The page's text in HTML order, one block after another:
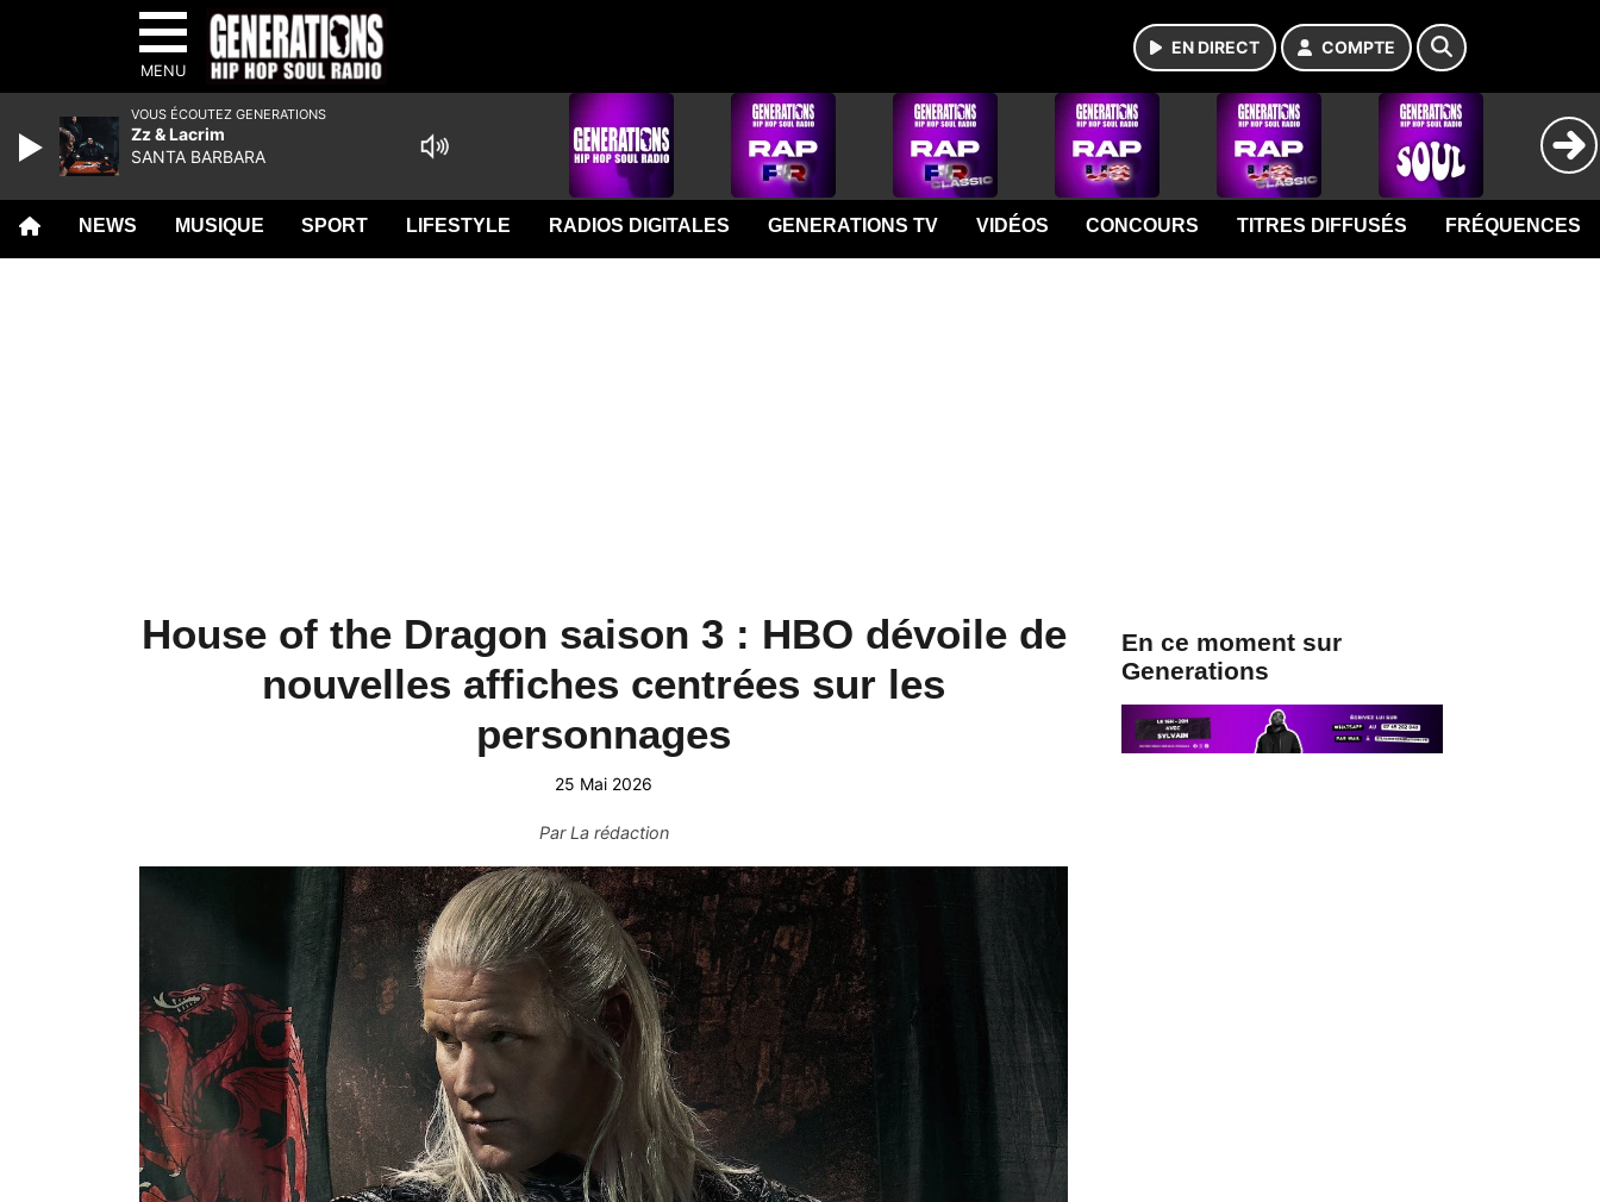
MENU
EN DIRECT COMPTE
NEWS MUSIQUE SPORT LIFESTYLE RADIOS DIGITALES GENERATIONS TV VIDÉOS CONCOURS TITRES DIFFUSÉS FRÉQUENCES
House of the Dragon saison 3 : HBO dévoile de
nouvelles affiches centrées sur les
personnages
25 Mai 2026
ParLa rédaction
En ce moment sur
Generations
VOUS ÉCOUTEZ GENERATIONS
Zz & Lacrim
SANTA BARBARA